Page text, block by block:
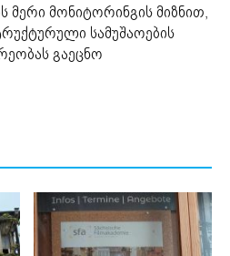
მერი მონიტორინგის მიზნით,
სამუშაოების
გაეცნო